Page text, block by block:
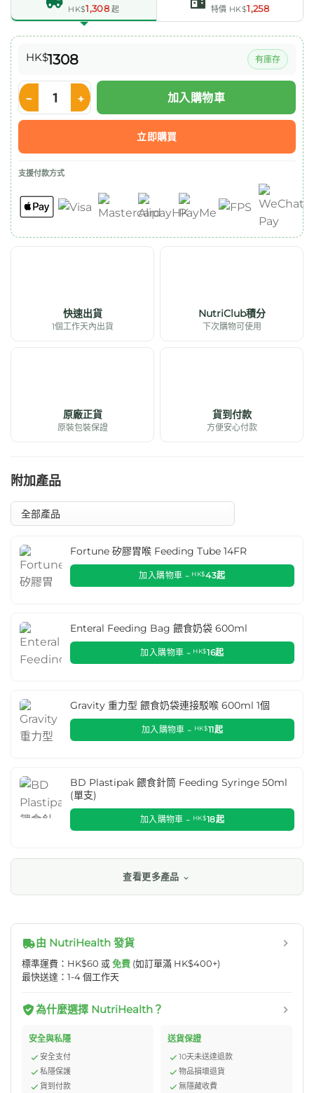
HK$1,308起 特價 HK$1,258
HK$1308 有庫存
Nestle Nutren Fibre 佳膳纖維 800g x6罐 數量
加入購物車
立即購買
支援付款方式
快速出貨
1個工作天內出貨
NutriClub積分
下次購物可使用
原廠正貨
原裝包裝保證
貨到付款
方便安心付款
附加產品
Fortune 矽膠胃喉 Feeding Tube 14FR
加入購物車 - HK$43起
Enteral Feeding Bag 餵食奶袋 600ml
加入購物車 - HK$16起
Gravity 重力型 餵食奶袋連接駁喉 600ml 1個
加入購物車 - HK$11起
BD Plastipak 餵食針筒 Feeding Syringe 50ml
(單支)
加入購物車 - HK$18起
查看更多產品
由 NutriHealth 發貨
標準運費：HK$60 或免費 (如訂單滿 HK$400+)
最快送達：1-4 個工作天
為什麼選擇 NutriHealth？
安全與私隱
安全支付
私隱保護
貨到付款
送貨保證
10天未送達退款
物品損壞退貨
無隱藏收費